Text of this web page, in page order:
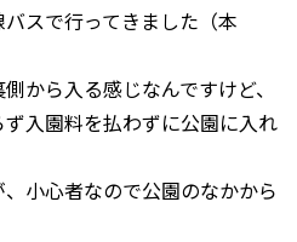
スで行ってきました（本
から入る感じなんですけど、
入園料を払わずに公園に入れ
小心者なので公園のなかから